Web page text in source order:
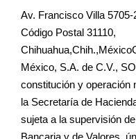
Av. Francisco Villa
Código Postal 31110,
México, S.A. de C.V.,
constitución y operación
la Secretaría de
sujeta a la supervisión
Bancaria y de Valores,